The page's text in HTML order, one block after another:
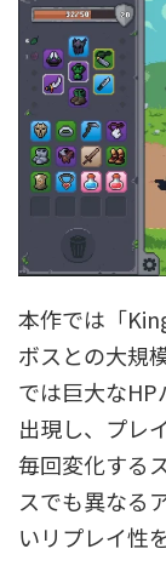
本作では「
ボスとの大規
では巨大な
出現し、プレ
毎回変化する
スでも異なる
いリプレイ性